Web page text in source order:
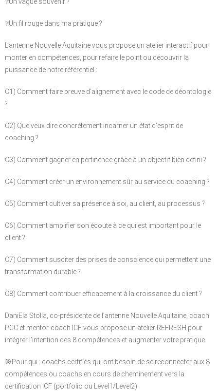
❔Un fil rouge dans ma pratique ?
L’antenne Nouvelle Aquitaine vous propose un atelier interactif pour
monter en compétences, pour refaire le point ou découvrir la
puissance de notre référentiel :
C1) Comment faire preuve d’alignement avec le code de déontologie
?
C2) Que veux dire concrètement incarner un état d’esprit de
coaching ?
C3) Comment gagner en pertinence grâce à un objectif bien défini ?
C4) Comment créer un environnement sûr au service du coaching ?
C5) Comment cultiver sa présence à soi, au client, au processus ?
C6) Comment amplifier son écoute à ce qui est important pour le
client ?
C7) Comment susciter des prises de conscience qui permettent une
transformation durable ?
C8) Comment contribuer efficacement à la croissance du client ?
DaniEla Stolla, co-présidente de l’antenne Nouvelle Aquitaine, coach
PCC et mentor-coach ICF vous propose un atelier REFRESH pour
intégrer l’intention des 8 compétences et augmenter votre pratique.
🎯Pour qui : coachs certifiés qui ont besoin de se reconnecter aux 8
compétences ou coachs en cours de cheminement vers la
certification ICF (portfolio ou Level1/Level2)